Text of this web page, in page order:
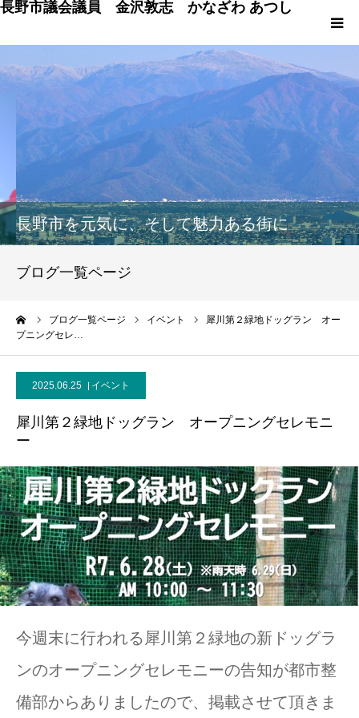
長野市議会議員 金沢敦志 かなざわ あつし
長野市を元気に、そして魅力ある街に
ブログ一覧ページ
ブログ一覧ページ イベント
犀川第２緑地ドッグラン オー
プニングセレ…
2025.06.25 イベント
犀川第２緑地ドッグラン オープニングセレモニ
ー
今週末に行われる犀川第２緑地の新ドッグラ
ンのオープニングセレモニーの告知が都市整
備部からありましたので、掲載させて頂きま
HOME
プロフィール
政策
長野市百景